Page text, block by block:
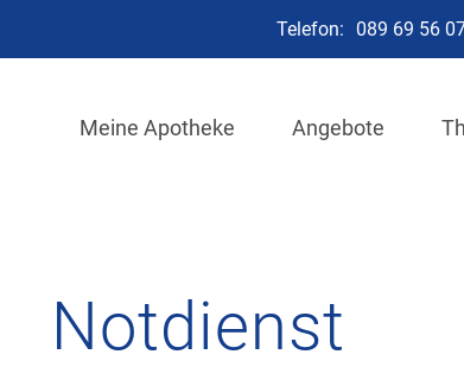
Telefon: 089 69 56
Meine Apotheke Angebote
Notdienst